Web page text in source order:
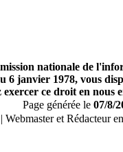
nationale de
janvier 1978, vous
exercer ce droit en
Page générée le 07/8/
et Rédacteur